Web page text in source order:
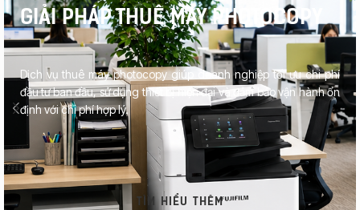
GIẢI PHÁP THUÊ MÁY PHOTOCOPY
Dịch vụ thuê máy photocopy giúp doanh nghiệp tối ưu chi phí
đầu tư ban đầu, sử dụng thiết bị hiện đại và đảm bảo vận hành ổn
định với chi phí hợp lý.
TÌM HIỂU THÊM